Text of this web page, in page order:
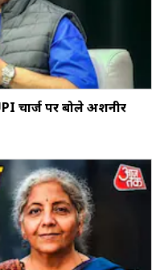
चार्ज पर बोले अशनीर